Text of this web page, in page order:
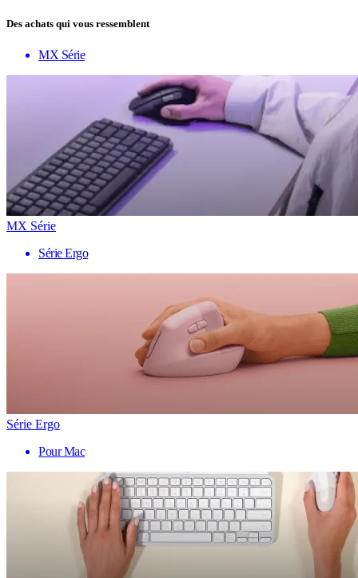
Des achats qui vous ressemblent
MX Série
MX Série
Série Ergo
Série Ergo
Pour Mac